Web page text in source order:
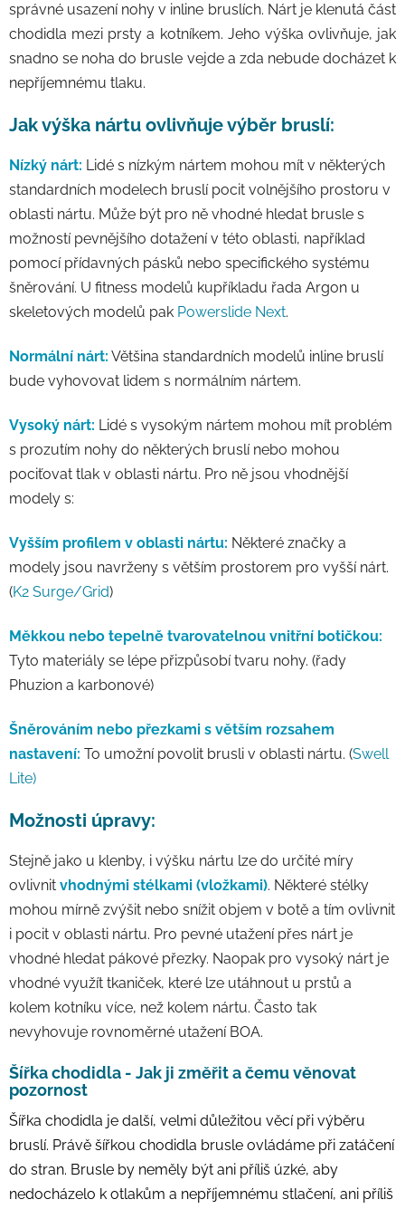
správné usazení nohy v inline bruslích. Nárt je klenutá část
chodidla mezi prsty a kotníkem. Jeho výška ovlivňuje, jak
snadno se noha do brusle vejde a zda nebude docházet k
nepříjemnému tlaku.
Jak výška nártu ovlivňuje výběr bruslí:
Nízký nárt: Lidé s nízkým nártem mohou mít v některých
standardních modelech bruslí pocit volnějšího prostoru v
oblasti nártu. Může být pro ně vhodné hledat brusle s
možností pevnějšího dotažení v této oblasti, například
pomocí přídavných pásků nebo specifického systému
šněrování. U fitness modelů kupříkladu řada Argon u
skeletových modelů pak Powerslide Next.
Normální nárt: Většina standardních modelů inline bruslí
bude vyhovovat lidem s normálním nártem.
Vysoký nárt: Lidé s vysokým nártem mohou mít problém
s prozutím nohy do některých bruslí nebo mohou
pociťovat tlak v oblasti nártu. Pro ně jsou vhodnější
modely s:
Vyšším profilem v oblasti nártu: Některé značky a
modely jsou navrženy s větším prostorem pro vyšší nárt.
(K2 Surge/Grid)
Měkkou nebo tepelně tvarovatelnou vnitřní botičkou:
Tyto materiály se lépe přizpůsobí tvaru nohy. (řady
Phuzion a karbonové)
Šněrováním nebo přezkami s větším rozsahem
nastavení: To umožní povolit brusli v oblasti nártu. (Swell
Lite)
Možnosti úpravy:
Stejně jako u klenby, i výšku nártu lze do určité míry
ovlivnit vhodnými stélkami (vložkami). Některé stélky
mohou mírně zvýšit nebo snížit objem v botě a tím ovlivnit
i pocit v oblasti nártu. Pro pevné utažení přes nárt je
vhodné hledat pákové přezky. Naopak pro vysoký nárt je
vhodné využít tkaniček, které lze utáhnout u prstů a
kolem kotníku více, než kolem nártu. Často tak
nevyhovuje rovnoměrné utažení BOA.
Šířka chodidla - Jak ji změřit a čemu věnovat
pozornost
Šířka chodidla je další, velmi důležitou věcí při výběru
bruslí. Právě šířkou chodidla brusle ovládáme při zatáčení
do stran. Brusle by neměly být ani příliš úzké, aby
nedocházelo k otlakům a nepříjemnému stlačení, ani příliš